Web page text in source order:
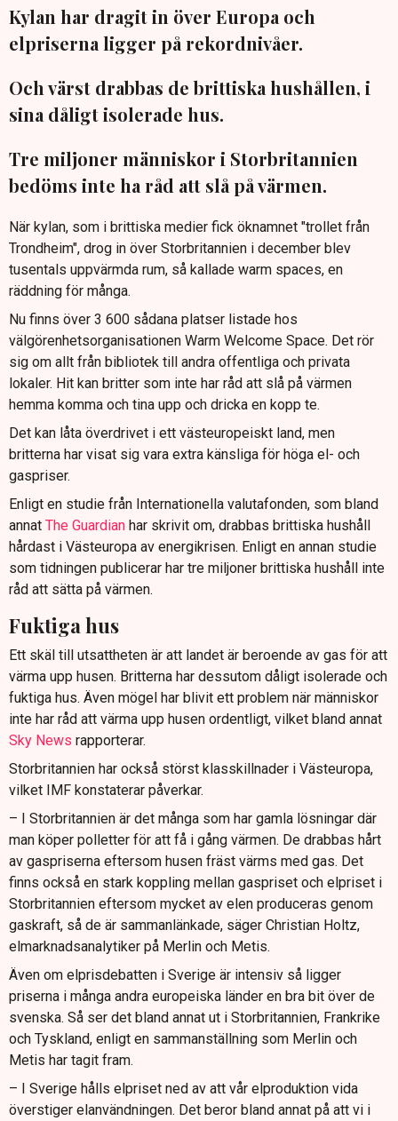
Kylan har dragit in över Europa och
elpriserna ligger på rekordnivåer.
Och värst drabbas de brittiska hushållen, i
sina dåligt isolerade hus.
Tre miljoner människor i Storbritannien
bedöms inte ha råd att slå på värmen.
När kylan, som i brittiska medier fick öknamnet "trollet från
Trondheim", drog in över Storbritannien i december blev
tusentals uppvärmda rum, så kallade warm spaces, en
räddning för många.
Nu finns över 3 600 sådana platser listade hos
välgörenhetsorganisationen Warm Welcome Space. Det rör
sig om allt från bibliotek till andra offentliga och privata
lokaler. Hit kan britter som inte har råd att slå på värmen
hemma komma och tina upp och dricka en kopp te.
Det kan låta överdrivet i ett västeuropeiskt land, men
britterna har visat sig vara extra känsliga för höga el- och
gaspriser.
Enligt en studie från Internationella valutafonden, som bland
annat The Guardian har skrivit om, drabbas brittiska hushåll
hårdast i Västeuropa av energikrisen. Enligt en annan studie
som tidningen publicerar har tre miljoner brittiska hushåll inte
råd att sätta på värmen.
Fuktiga hus
Ett skäl till utsattheten är att landet är beroende av gas för att
värma upp husen. Britterna har dessutom dåligt isolerade och
fuktiga hus. Även mögel har blivit ett problem när människor
inte har råd att värma upp husen ordentligt, vilket bland annat
Sky News rapporterar.
Storbritannien har också störst klasskillnader i Västeuropa,
vilket IMF konstaterar påverkar.
– I Storbritannien är det många som har gamla lösningar där
man köper polletter för att få i gång värmen. De drabbas hårt
av gaspriserna eftersom husen fräst värms med gas. Det
finns också en stark koppling mellan gaspriset och elpriset i
Storbritannien eftersom mycket av elen produceras genom
gaskraft, så de är sammanlänkade, säger Christian Holtz,
elmarknadsanalytiker på Merlin och Metis.
Även om elprisdebatten i Sverige är intensiv så ligger
priserna i många andra europeiska länder en bra bit över de
svenska. Så ser det bland annat ut i Storbritannien, Frankrike
och Tyskland, enligt en sammanställning som Merlin och
Metis har tagit fram.
– I Sverige hålls elpriset ned av att vår elproduktion vida
överstiger elanvändningen. Det beror bland annat på att vi i